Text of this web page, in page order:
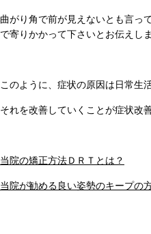
曲がり角で前が見えないとも言っ
で寄りかかって下さいとお伝えしま
このように、症状の原因は日常生
それを改善していくことが症状改
当院の矯正方法ＤＲＴとは？
当院が勧める良い姿勢のキープの